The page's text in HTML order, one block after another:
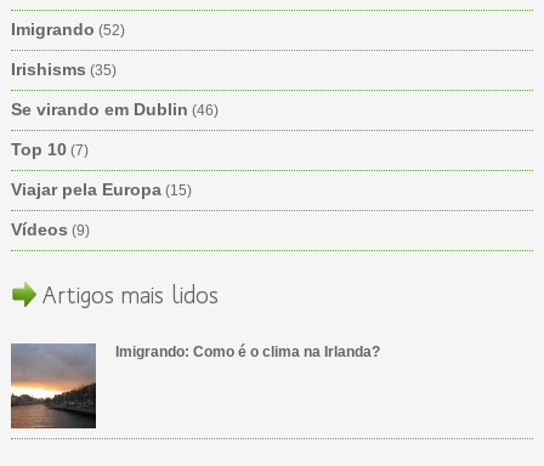
Imigrando (52)
Irishisms (35)
Se virando em Dublin (46)
Top 10(7)
Viajar pela Europa(15)
Vídeos (9)
Artigos mais lidos
Imigrando: Como é o clima na Irlanda?